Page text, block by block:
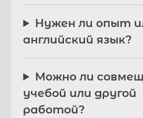
Нужен ли опыт
английский язык?
Можно ли
учебой или другой
работой?